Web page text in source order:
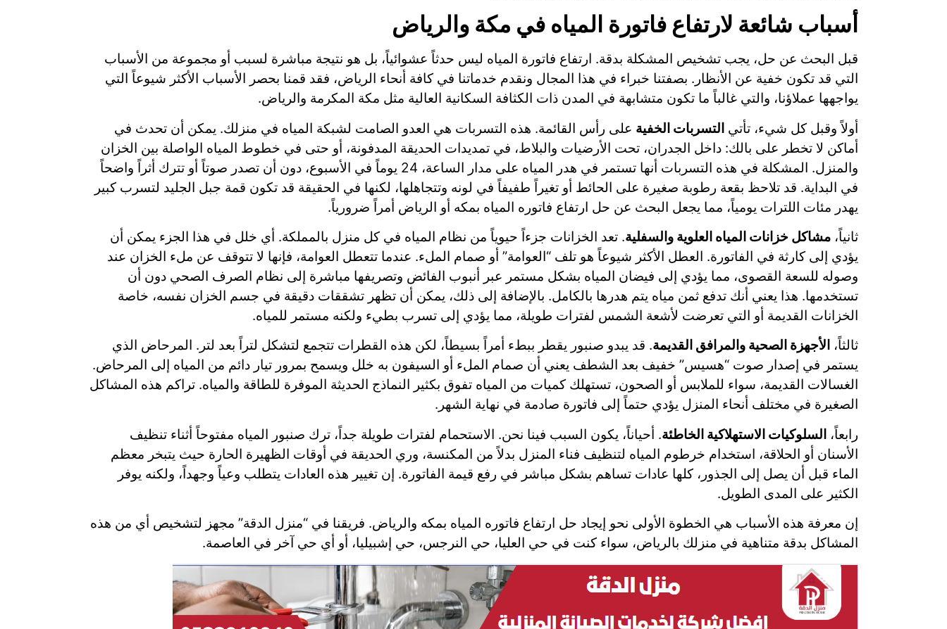
أسباب شائعة لارتفاع فاتورة المياه في مكة والرياض
قبل البحث عن حل، يجب تشخيص المشكلة بدقة. ارتفاع فاتورة المياه ليس حدثاً عشوائياً، بل هو نتيجة مباشرة لسبب أو مجموعة من الأسباب
التي قد تكون خفية عن الأنظار. بصفتنا خبراء في هذا المجال ونقدم خدماتنا في كافة أنحاء الرياض، فقد قمنا بحصر الأسباب الأكثر شيوعاً التي
يواجهها عملاؤنا، والتي غالباً ما تكون متشابهة في المدن ذات الكثافة السكانية العالية مثل مكة المكرمة والرياض.
أولاً وقبل كل شيء، تأتي التسربات الخفية على رأس القائمة. هذه التسربات هي العدو الصامت لشبكة المياه في منزلك. يمكن أن تحدث في
أماكن لا تخطر على بالك: داخل الجدران، تحت الأرضيات والبلاط، في تمديدات الحديقة المدفونة، أو حتى في خطوط المياه الواصلة بين الخزان
والمنزل. المشكلة في هذه التسربات أنها تستمر في هدر المياه على مدار الساعة، 24 يوماً في الأسبوع، دون أن تصدر صوتاً أو تترك أثراً واضحاً
في البداية. قد تلاحظ بقعة رطوبة صغيرة على الحائط أو تغيراً طفيفاً في لونه وتتجاهلها، لكنها في الحقيقة قد تكون قمة جبل الجليد لتسرب كبير
يهدر مئات اللترات يومياً، مما يجعل البحث عن حل ارتفاع فاتوره المياه بمكه أو الرياض أمراً ضرورياً.
ثانياً،مشاكل خزانات المياه العلوية والسفلية. تعد الخزانات جزءاً حيوياً من نظام المياه في كل منزل بالمملكة. أي خلل في هذا الجزء يمكن أن
يؤدي إلى كارثة في الفاتورة. العطل الأكثر شيوعاً هو تلف “العوامة” أو صمام الملء. عندما تتعطل العوامة، فإنها لا تتوقف عن ملء الخزان عند
وصوله للسعة القصوى، مما يؤدي إلى فيضان المياه بشكل مستمر عبر أنبوب الفائض وتصريفها مباشرة إلى نظام الصرف الصحي دون أن
تستخدمها. هذا يعني أنك تدفع ثمن مياه يتم هدرها بالكامل. بالإضافة إلى ذلك، يمكن أن تظهر تشققات دقيقة في جسم الخزان نفسه، خاصة
الخزانات القديمة أو التي تعرضت لأشعة الشمس لفترات طويلة، مما يؤدي إلى تسرب بطيء ولكنه مستمر للمياه.
ثالثاً، الأجهزة الصحية والمرافق القديمة. قد يبدو صنبور يقطر ببطء أمراً بسيطاً، لكن هذه القطرات تتجمع لتشكل لتراً بعد لتر. المرحاض الذي
يستمر في إصدار صوت “هسيس” خفيف بعد الشطف يعني أن صمام الملء أو السيفون به خلل ويسمح بمرور تيار دائم من المياه إلى المرحاض.
الغسالات القديمة، سواء للملابس أو الصحون، تستهلك كميات من المياه تفوق بكثير النماذج الحديثة الموفرة للطاقة والمياه. تراكم هذه المشاكل
الصغيرة في مختلف أنحاء المنزل يؤدي حتماً إلى فاتورة صادمة في نهاية الشهر.
رابعاً، السلوكيات الاستهلاكية الخاطئة. أحياناً، يكون السبب فينا نحن. الاستحمام لفترات طويلة جداً، ترك صنبور المياه مفتوحاً أثناء تنظيف
الأسنان أو الحلاقة، استخدام خرطوم المياه لتنظيف فناء المنزل بدلاً من المكنسة، وري الحديقة في أوقات الظهيرة الحارة حيث يتبخر معظم
الماء قبل أن يصل إلى الجذور، كلها عادات تساهم بشكل مباشر في رفع قيمة الفاتورة. إن تغيير هذه العادات يتطلب وعياً وجهداً، ولكنه يوفر
الكثير على المدى الطويل.
إن معرفة هذه الأسباب هي الخطوة الأولى نحو إيجاد حل ارتفاع فاتوره المياه بمكه والرياض. فريقنا في “منزل الدقة” مجهز لتشخيص أي من هذه
المشاكل بدقة متناهية في منزلك بالرياض، سواء كنت في حي العليا، حي النرجس، حي إشبيليا، أو أي حي آخر في العاصمة.